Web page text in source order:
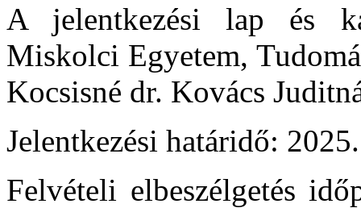
A jelentkezési lap és
Miskolci Egyetem,
Kocsisné dr. Kovács
Jelentkezési határidő:
Felvételi elbeszélgetés